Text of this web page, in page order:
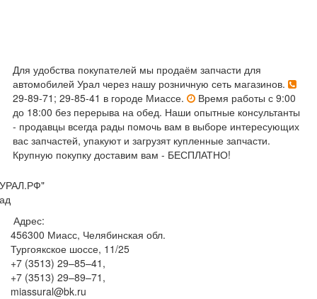
Для удобства покупателей мы продаём запчасти для
автомобилей Урал через нашу розничную сеть магазинов.
29-89-71; 29-85-41 в городе Миассе.
Время работы с 9:00
до 18:00 без перерыва на обед. Наши опытные консультанты
- продавцы всегда рады помочь вам в выборе интересующих
вас запчастей, упакуют и загрузят купленные запчасти.
Крупную покупку доставим вам - БЕСПЛАТНО!
Адрес:
456300 Миасс, Челябинская обл.
Тургоякское шоссе, 11/25
+7 (3513) 29–85–41 ,
+7 (3513) 29–89–71 ,
miassural@bk.ru